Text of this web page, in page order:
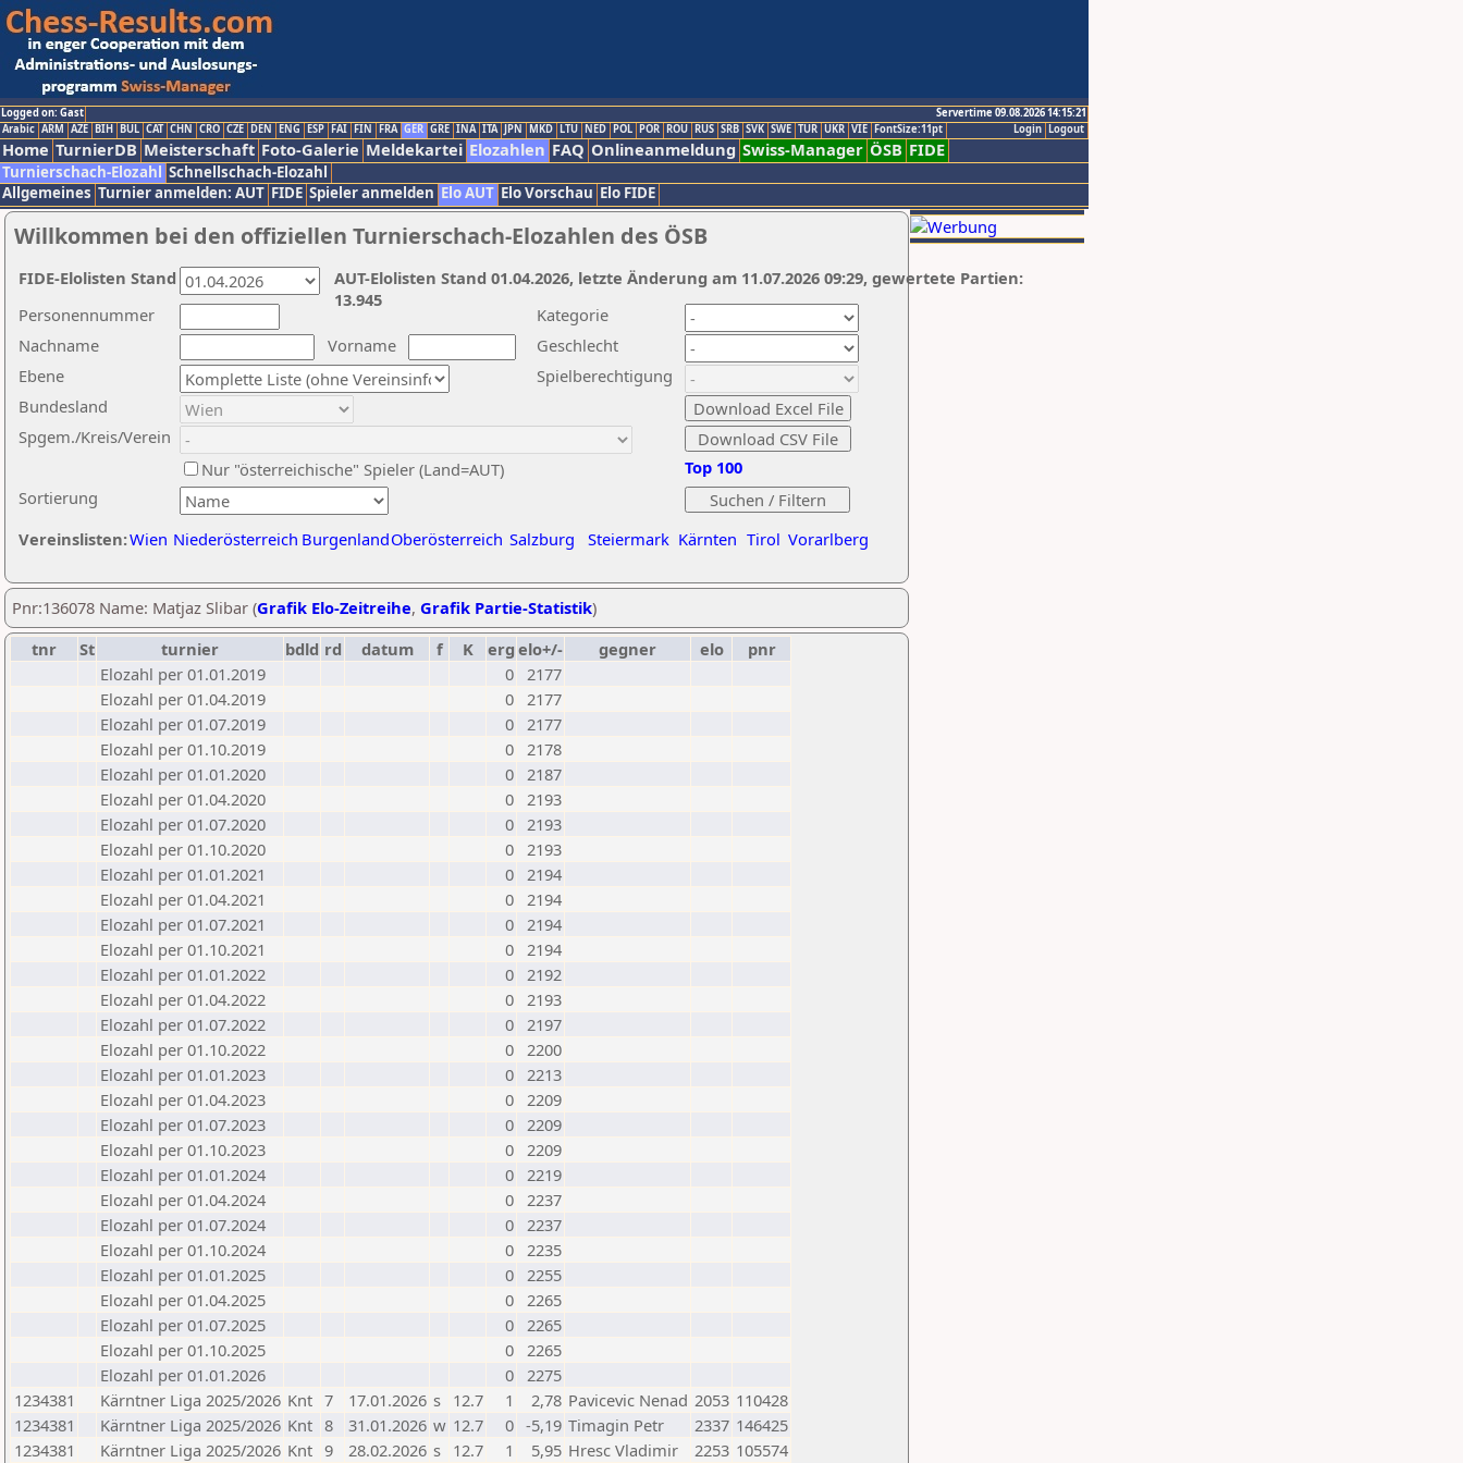
Logged on: Gast
Servertime 09.08.2026 14:15:21
Logout
Login
Arabic ARM AZE BIH BUL CAT CHN CRO CZE DEN ENG ESP FAI FIN FRA GER GRE INA ITA JPN MKD LTU NED POL POR ROU RUS SRB SVK SWE TUR UKR VIE FontSize:11pt
Home TurnierDB Meisterschaft Foto-Galerie Meldekartei Elozahlen FAQ Onlineanmeldung Swiss-Manager ÖSB FIDE
Turnierschach-Elozahl Schnellschach-Elozahl
Allgemeines Turnier anmelden: AUT FIDE Spieler anmelden Elo AUT Elo Vorschau Elo FIDE
Willkommen bei den offiziellen Turnierschach-Elozahlen des ÖSB
Nachname
Vorname
Ebene
Kategorie
Sortierung
Personennummer
Bundesland
Spgem./Kreis/Verein
Geschlecht
Nur "österreichische" Spieler (Land=AUT)
Spielberechtigung
Vereinslisten:Wien Niederösterreich BurgenlandOberösterreich Salzburg Steiermark Kärnten Tirol Vorarlberg
Top 100
AUT-Elolisten Stand 01.04.2026, letzte Änderung am 11.07.2026 09:29, gewertete Partien:
13.945
FIDE-Elolisten Stand
Pnr:136078 Name: Matjaz Slibar (Grafik Elo-Zeitreihe, Grafik Partie-Statistik)
tnr
St turnier bdld rd datum f K erg elo+/- gegner elo
pnr
Elozahl per 01.01.2019
0 2177
Elozahl per 01.04.2019
0 2177
Elozahl per 01.07.2019
0 2177
Elozahl per 01.10.2019
0 2178
Elozahl per 01.01.2020
0 2187
Elozahl per 01.04.2020
0 2193
Elozahl per 01.07.2020
0 2193
Elozahl per 01.10.2020
0 2193
Elozahl per 01.01.2021
0 2194
Elozahl per 01.04.2021
0 2194
Elozahl per 01.07.2021
0 2194
Elozahl per 01.10.2021
0 2194
Elozahl per 01.01.2022
0 2192
Elozahl per 01.04.2022
0 2193
Elozahl per 01.07.2022
0 2197
Elozahl per 01.10.2022
0 2200
Elozahl per 01.01.2023
0 2213
Elozahl per 01.04.2023
0 2209
Elozahl per 01.07.2023
0 2209
Elozahl per 01.10.2023
0 2209
Elozahl per 01.01.2024
0 2219
Elozahl per 01.04.2024
0 2237
Elozahl per 01.07.2024
0 2237
Elozahl per 01.10.2024
0 2235
Elozahl per 01.01.2025
0 2255
Elozahl per 01.04.2025
0 2265
Elozahl per 01.07.2025
0 2265
Elozahl per 01.10.2025
0 2265
Elozahl per 01.01.2026
0 2275
1234381
Kärntner Liga 2025/2026 Knt 7 17.01.2026 s 12.7 1 2,78 Pavicevic Nenad 2053 110428
1234381
Kärntner Liga 2025/2026 Knt 8 31.01.2026 w 12.7 0 -5,19 Timagin Petr 2337 146425
1234381
Kärntner Liga 2025/2026 Knt 9 28.02.2026 s 12.7 1 5,95 Hresc Vladimir 2253 105574